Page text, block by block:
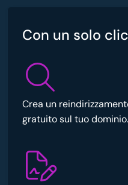
Con un solo
Crea un
gratuito sul tuo dominio.